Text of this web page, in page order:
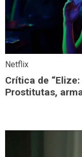
Netflix
Crítica de
Prostitutas,